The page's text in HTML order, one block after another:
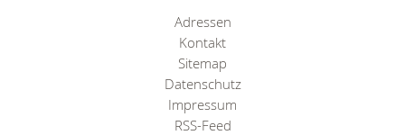
Adressen
Kontakt
Sitemap
Datenschutz
Impressum
RSS-Feed